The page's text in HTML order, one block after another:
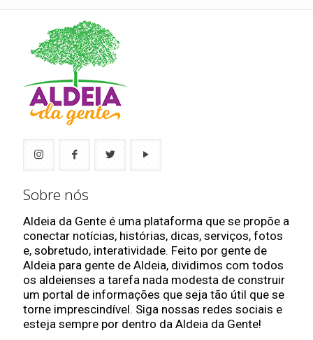
Sobre nós
Aldeia da Gente é uma plataforma que se propõe a
conectar notícias, histórias, dicas, serviços, fotos
e, sobretudo, interatividade. Feito por gente de
Aldeia para gente de Aldeia, dividimos com todos
os aldeienses a tarefa nada modesta de construir
um portal de informações que seja tão útil que se
torne imprescindível. Siga nossas redes sociais e
esteja sempre por dentro da Aldeia da Gente!